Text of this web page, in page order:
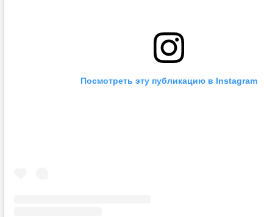
Посмотреть эту публикацию в Instagram